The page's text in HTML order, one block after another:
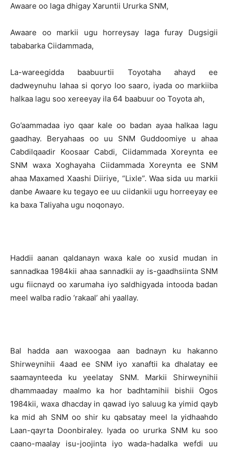
Awaare oo laga dhigay Xaruntii Ururka SNM,
Awaare oo markii ugu horreysay laga furay Dugsigii
tababarka Ciidammada,
La-wareegidda baabuurtii Toyotaha ahayd ee
dadweynuhu lahaa si qoryo loo saaro, iyada oo markiiba
halkaa lagu soo xereeyay ila 64 baabuur oo Toyota ah,
Go’aammadaa iyo qaar kale oo badan ayaa halkaa lagu
gaadhay. Beryahaas oo uu SNM Guddoomiye u ahaa
Cabdilqaadir Koosaar Cabdi, Ciidammada Xoreynta ee
SNM waxa Xoghayaha Ciidammada Xoreynta ee SNM
ahaa Maxamed Xaashi Diiriye, “Lixle”. Waa sida uu markii
danbe Awaare ku tegayo ee uu ciidankii ugu horreeyay ee
ka baxa Taliyaha ugu noqonayo.
Haddii aanan qaldanayn waxa kale oo xusid mudan in
sannadkaa 1984kii ahaa sannadkii ay is-gaadhsiinta SNM
ugu fiicnayd oo xarumaha iyo saldhigyada intooda badan
meel walba radio ‘rakaal’ ahi yaallay.
Bal hadda aan waxoogaa aan badnayn ku hakanno
Shirweynihii 4aad ee SNM iyo xanaftii ka dhalatay ee
saamaynteeda ku yeelatay SNM. Markii Shirweynihii
dhammaaday maalmo ka hor badhtamihii bishii Ogos
1984kii, waxa dhacday in qawad iyo saluug ka yimid qayb
ka mid ah SNM oo shir ku qabsatay meel la yidhaahdo
Laan-qayrta Doonbiraley. Iyada oo ururka SNM ku soo
caano-maalay isu-joojinta iyo wada-hadalka wefdi uu